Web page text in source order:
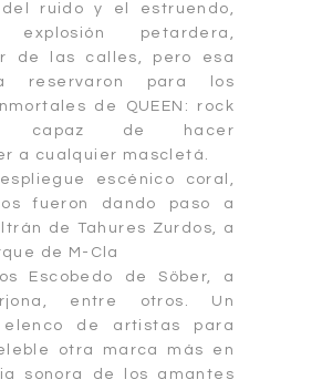
ruido y el estruendo,
petardera,
de las calles, pero esa
reservaron para los
de QUEEN: rock
capaz de hacer
a cualquier mascletá.
escénico coral,
fueron dando paso a
de Tahures Zurdos, a
de M-Cla
Escobedo de Söber, a
entre otros. Un
elenco de artistas para
otra marca más en
sonora de los amantes